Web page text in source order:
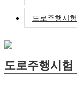
도로주행시험
도로주행시험